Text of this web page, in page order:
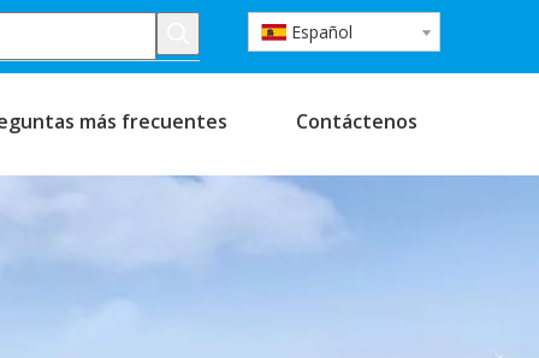
Español
más frecuentes Contáctenos